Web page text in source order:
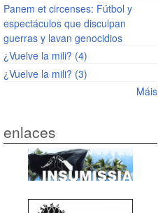
Panem et circenses: Fútbol y
espectáculos que disculpan
guerras y lavan genocidios
¿Vuelve la mili? (4)
¿Vuelve la mili? (3)
Máis
enlaces